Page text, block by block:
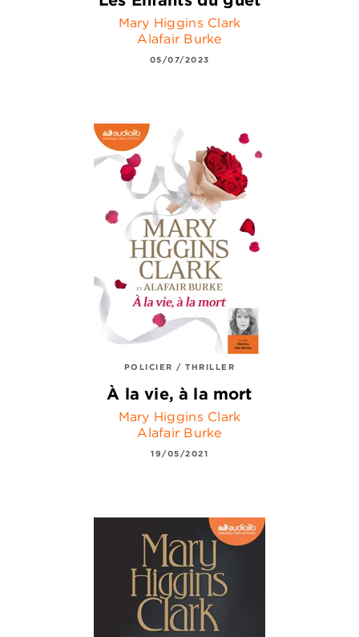
Mary Higgins Clark
Alafair Burke
05/07/2023
POLICIER / THRILLER
À la vie, à la mort
Mary Higgins Clark
Alafair Burke
19/05/2021